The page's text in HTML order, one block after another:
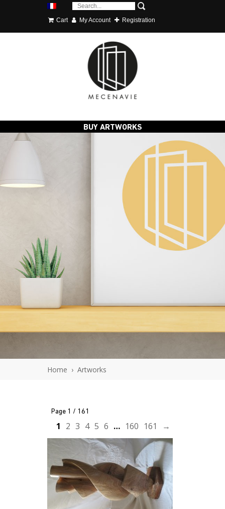
Cart My Account Registration
BUY ARTWORKS
Home › Artworks
Page 1 / 161
1 2 3 4 5 6 … 160 161 →
En savoir plus
J'ACHÈTE L'OEUVRE